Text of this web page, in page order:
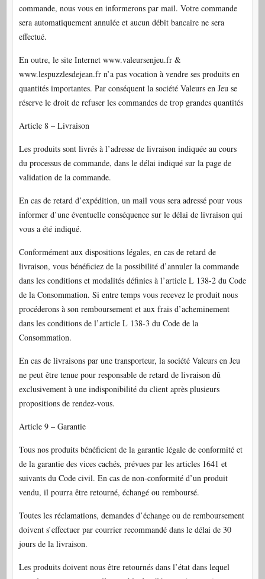
commande, nous vous en informerons par mail. Votre commande
sera automatiquement annulée et aucun débit bancaire ne sera
effectué.
En outre, le site Internet www.valeursenjeu.fr &
www.lespuzzlesdejean.fr n’a pas vocation à vendre ses produits en
quantités importantes. Par conséquent la société Valeurs en Jeu se
réserve le droit de refuser les commandes de trop grandes quantités
Article 8 – Livraison
Les produits sont livrés à l’adresse de livraison indiquée au cours
du processus de commande, dans le délai indiqué sur la page de
validation de la commande.
En cas de retard d’expédition, un mail vous sera adressé pour vous
informer d’une éventuelle conséquence sur le délai de livraison qui
vous a été indiqué.
Conformément aux dispositions légales, en cas de retard de
livraison, vous bénéficiez de la possibilité d’annuler la commande
dans les conditions et modalités définies à l’article L 138-2 du Code
de la Consommation. Si entre temps vous recevez le produit nous
procéderons à son remboursement et aux frais d’acheminement
dans les conditions de l’article L 138-3 du Code de la
Consommation.
En cas de livraisons par une transporteur, la société Valeurs en Jeu
ne peut être tenue pour responsable de retard de livraison dû
exclusivement à une indisponibilité du client après plusieurs
propositions de rendez-vous.
Article 9 – Garantie
Tous nos produits bénéficient de la garantie légale de conformité et
de la garantie des vices cachés, prévues par les articles 1641 et
suivants du Code civil. En cas de non-conformité d’un produit
vendu, il pourra être retourné, échangé ou remboursé.
Toutes les réclamations, demandes d’échange ou de remboursement
doivent s’effectuer par courrier recommandé dans le délai de 30
jours de la livraison.
Les produits doivent nous être retournés dans l’état dans lequel